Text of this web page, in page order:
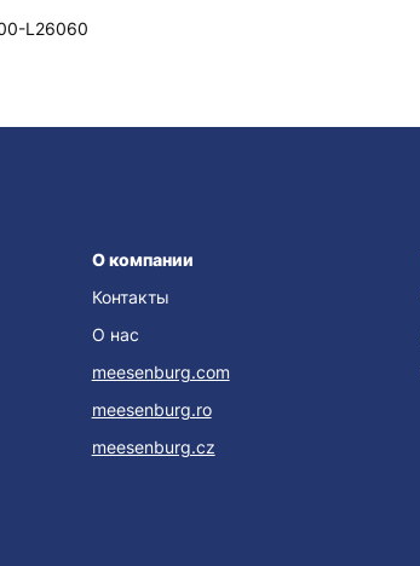
L26060
О компании
Контакты
О нас
meesenburg.com
meesenburg.ro
meesenburg.cz